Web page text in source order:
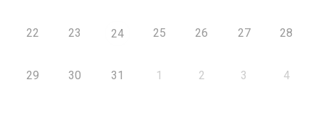
22 23 24 25 26 27 28
29 30 31 1 2 3 4